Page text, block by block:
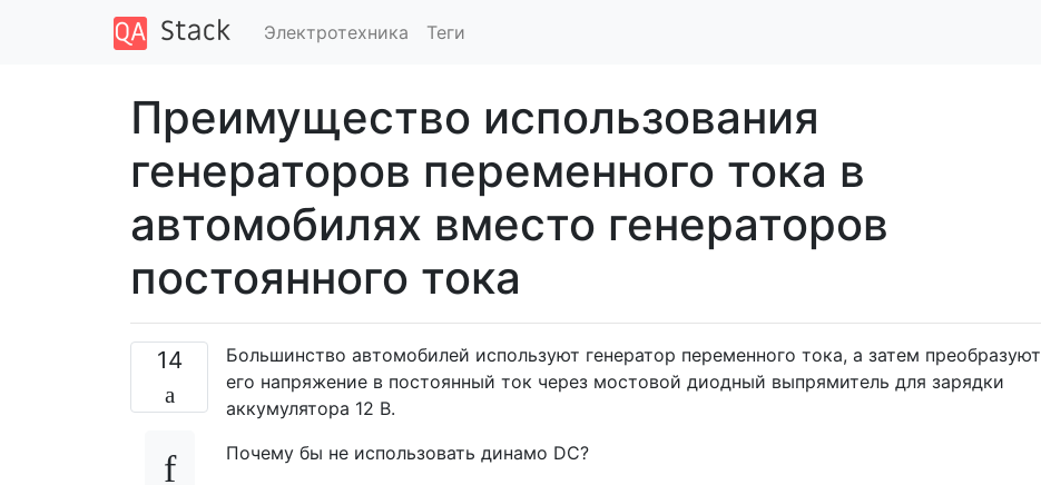
Электротехника Теги
Преимущество использования
генераторов переменного тока в
автомобилях вместо генераторов
постоянного тока
14
Большинство автомобилей используют генератор переменного тока, а затем преобразуют
его напряжение в постоянный ток через мостовой диодный выпрямитель для зарядки
аккумулятора 12 В.
Почему бы не использовать динамо DC?